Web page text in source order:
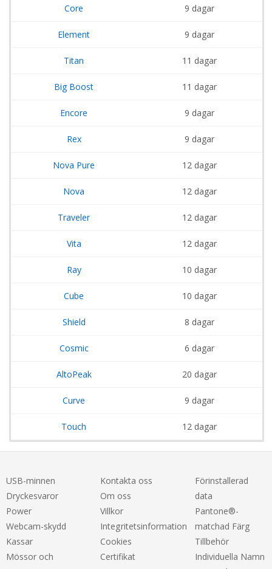
Core 9 dagar
Element 9 dagar
Titan 11 dagar
Big Boost 11 dagar
Encore 9 dagar
Rex 9 dagar
Nova Pure 12 dagar
Nova 12 dagar
Traveler 12 dagar
Vita 12 dagar
Ray 10 dagar
Cube 10 dagar
Shield 8 dagar
Cosmic 6 dagar
AltoPeak 20 dagar
Curve 9 dagar
Touch 12 dagar
USB-minnen
Dryckesvaror
Power
Webcam-skydd
Kassar
Mössor och
Kontakta oss
Om oss
Villkor
Integritetsinformation
Cookies
Certifikat
Förinstallerad
data
Pantone®-
matchad Färg
Tillbehör
Individuella Namn